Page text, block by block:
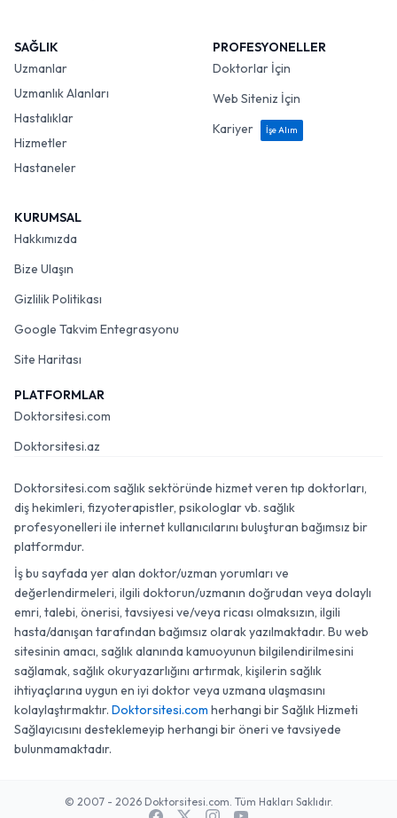
SAĞLIK
Uzmanlar
Uzmanlık Alanları
Hastalıklar
Hizmetler
Hastaneler
PROFESYONELLER
Doktorlar İçin
Web Siteniz İçin
Kariyer
İşe Alım
KURUMSAL
Hakkımızda
Bize Ulaşın
Gizlilik Politikası
Google Takvim Entegrasyonu
Site Haritası
PLATFORMLAR
Doktorsitesi.com
Doktorsitesi.az
Doktorsitesi.com sağlık sektöründe hizmet veren tıp doktorları,
diş hekimleri, fizyoterapistler, psikologlar vb. sağlık
profesyonelleri ile internet kullanıcılarını buluşturan bağımsız bir
platformdur.
İş bu sayfada yer alan doktor/uzman yorumları ve
değerlendirmeleri, ilgili doktorun/uzmanın doğrudan veya dolaylı
emri, talebi, önerisi, tavsiyesi ve/veya ricası olmaksızın, ilgili
hasta/danışan tarafından bağımsız olarak yazılmaktadır. Bu web
sitesinin amacı, sağlık alanında kamuoyunun bilgilendirilmesini
sağlamak, sağlık okuryazarlığını artırmak, kişilerin sağlık
ihtiyaçlarına uygun en iyi doktor veya uzmana ulaşmasını
kolaylaştırmaktır. Doktorsitesi.com herhangi bir Sağlık Hizmeti
Sağlayıcısını desteklemeyip herhangi bir öneri ve tavsiyede
bulunmamaktadır.
© 2007 - 2026 Doktorsitesi.com. Tüm Hakları Saklıdır.